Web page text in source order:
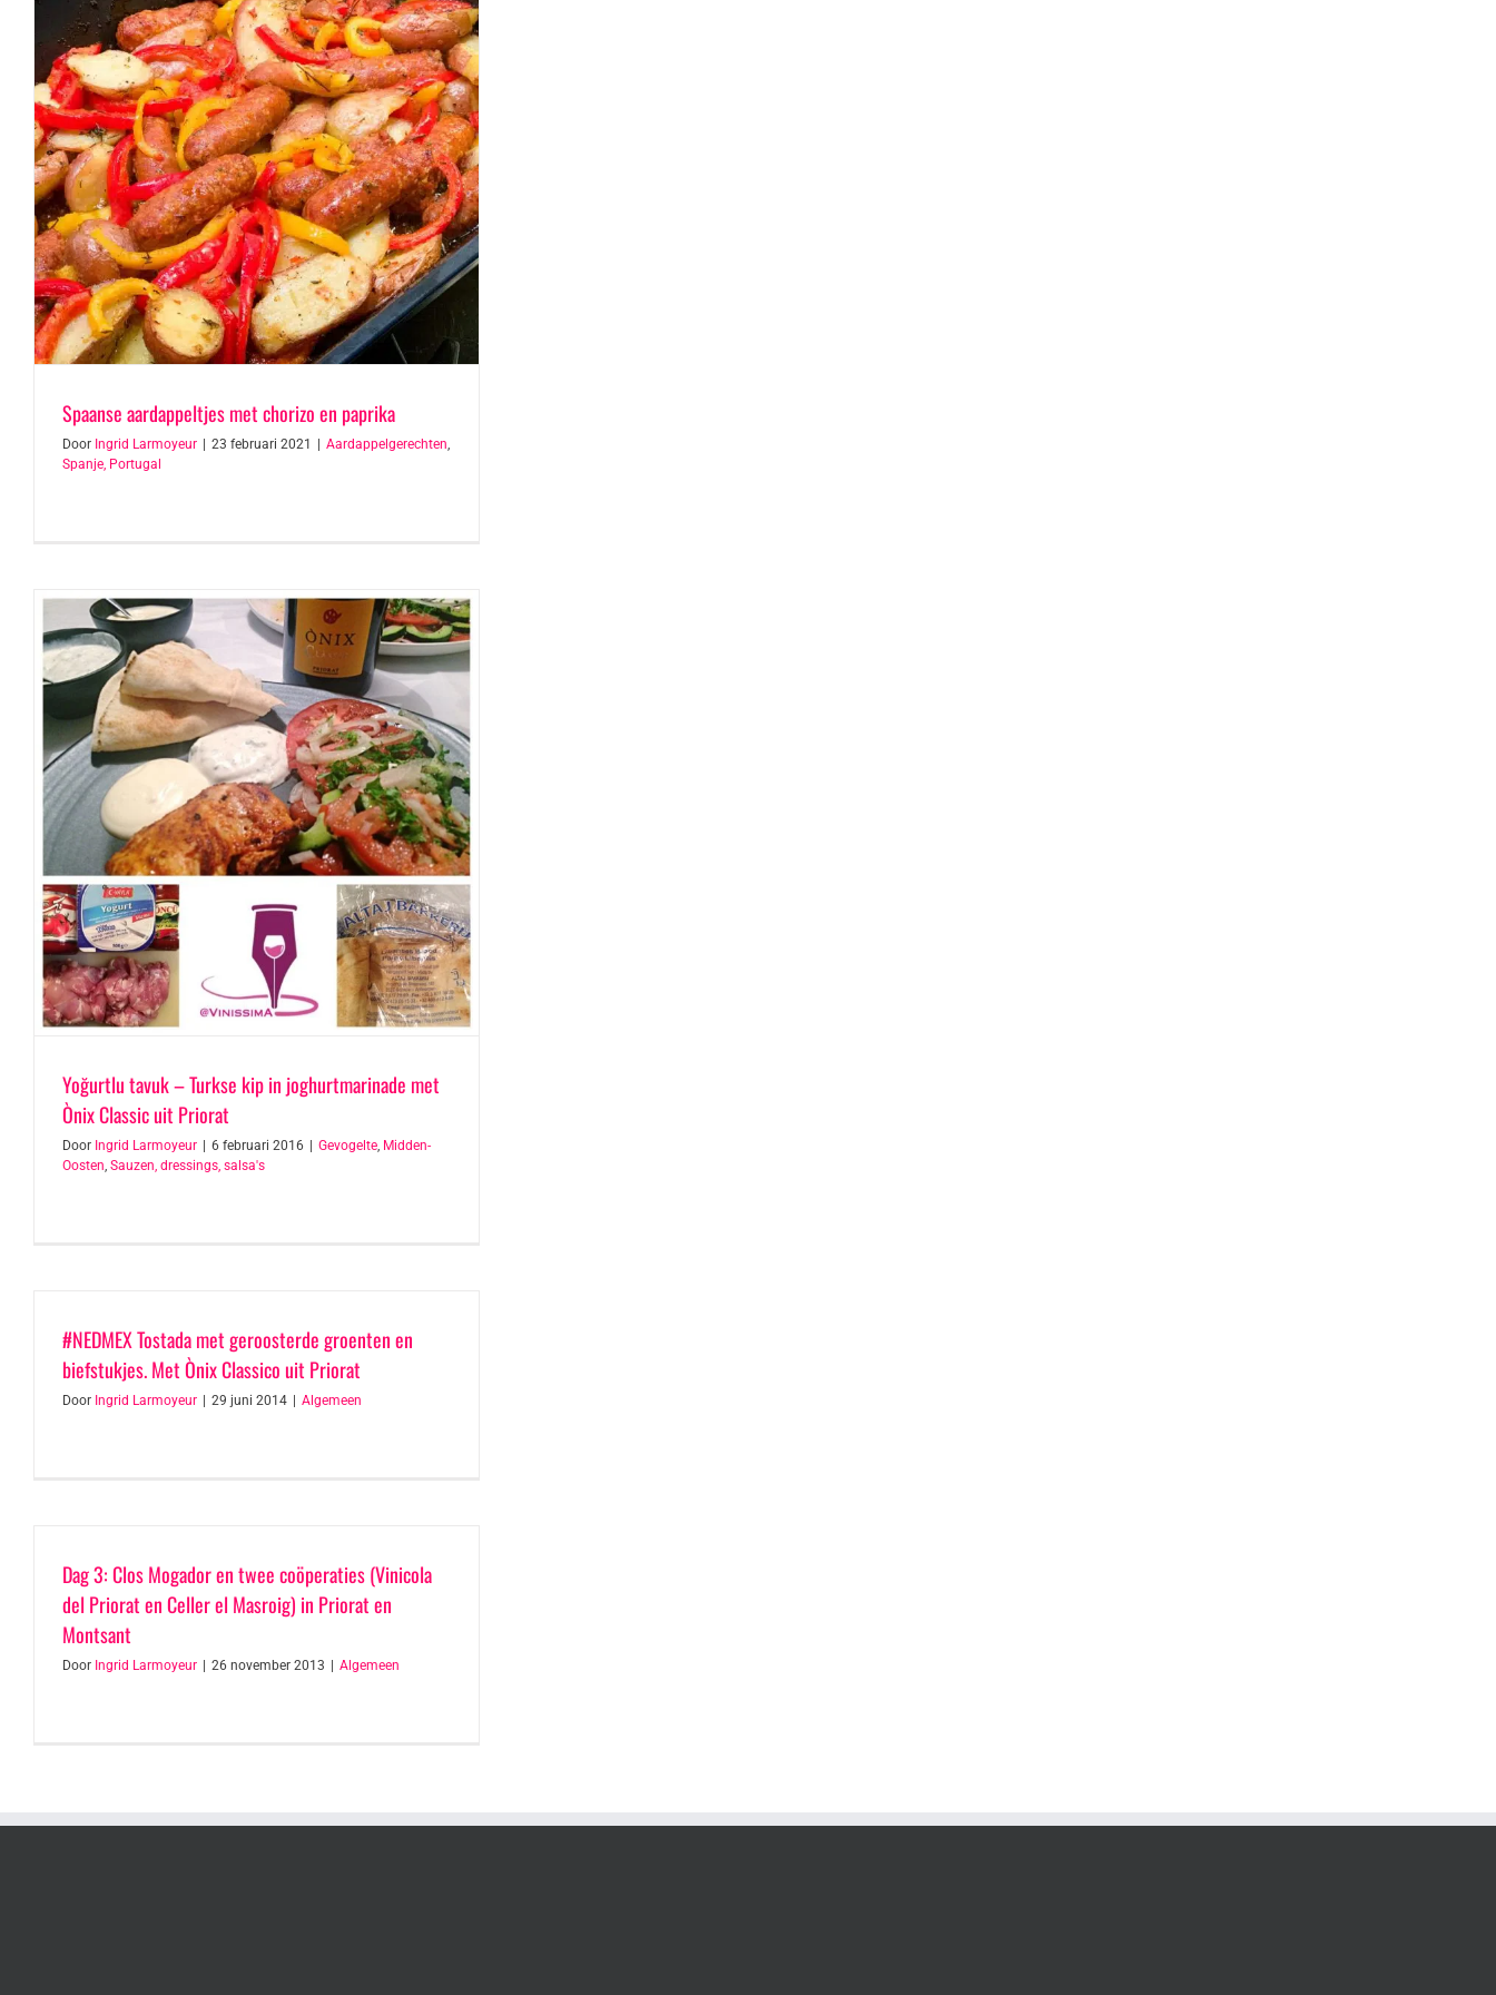
Spaanse aardappeltjes met chorizo en paprika
Door Ingrid Larmoyeur 23 februari 2021 Aardappelgerechten,
Spanje, Portugal
Yoğurtlu tavuk – Turkse kip in joghurtmarinade met
Ònix Classic uit Priorat
Door Ingrid Larmoyeur | 6 februari 2016 | Gevogelte Midden-
Oosten Sauzen, dressings, salsa's
#NEDMEX Tostada met geroosterde groenten en
biefstukjes. Met Ònix Classico uit Priorat
Door Ingrid Larmoyeur | 29 juni 2014 | Algemeen
Dag 3: Clos Mogador en twee coöperaties (Vinicola
del Priorat en Celler el Masroig) in Priorat en
Montsant
Door Ingrid Larmoyeur | 26 november 2013 | Algemeen